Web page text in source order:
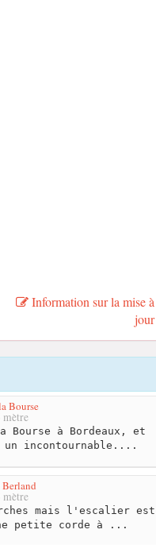
Information sur la mise à
jour
Bourse
à Bordeaux, et
incontournable....
Berland
mais l'escalier est
petite corde à ...